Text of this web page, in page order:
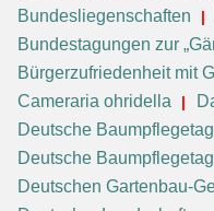
Bundesliegenschaften
Bundestagungen zur
Bürgerzufriedenheit mit
Cameraria ohridella
Deutsche
Deutsche
Deutschen Gartenbau-